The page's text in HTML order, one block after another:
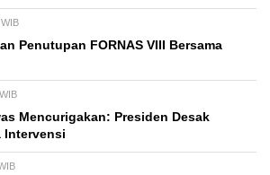
Penutupan FORNAS VIII Bersama
Mencurigakan: Presiden Desak
Intervensi